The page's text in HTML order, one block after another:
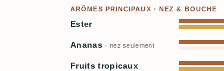
ARÔMES PRINCIPAUX · NEZ & BOUCHE
Ester
Ananas · nez seulement
Fruits tropicaux